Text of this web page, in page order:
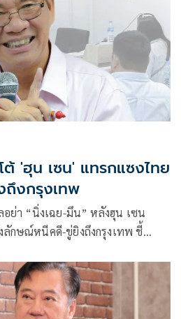
'ฮุน เซน' แทรกแซงไทย
งกรุงเทพ
ย่า “นิ่งเฉย-มึน” หลังฮุน เซน
ลักษณ์หนีคดี-ขู่ยิงถึงกรุงเทพ ชี้
ะชาชน